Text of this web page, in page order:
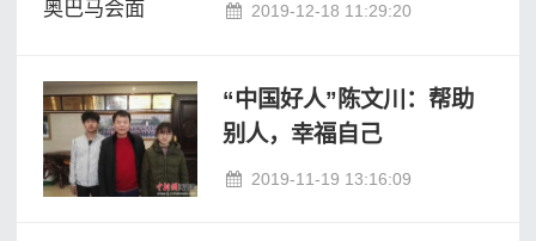
2019-12-18 11:29:20
“中国好人”陈文川：帮助
别人，幸福自己
2019-11-19 13:16:09